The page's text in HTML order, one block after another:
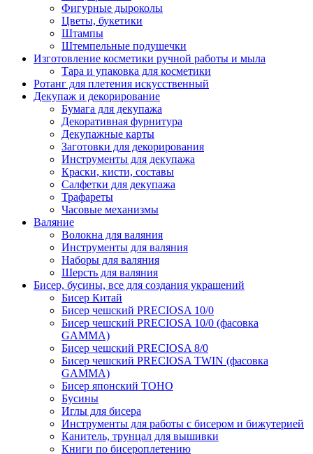
Фигурные дыроколы
Цветы, букетики
Штампы
Штемпельные подушечки
Изготовление косметики ручной работы и мыла
Тара и упаковка для косметики
Ротанг для плетения искусственный
Декупаж и декорирование
Бумага для декупажа
Декоративная фурнитура
Декупажные карты
Заготовки для декорирования
Инструменты для декупажа
Краски, кисти, составы
Салфетки для декупажа
Трафареты
Часовые механизмы
Валяние
Волокна для валяния
Инструменты для валяния
Наборы для валяния
Шерсть для валяния
Бисер, бусины, все для создания украшений
Бисер Китай
Бисер чешский PRECIOSA 10/0
Бисер чешский PRECIOSA 10/0 (фасовка
GAMMA)
Бисер чешский PRECIOSA 8/0
Бисер чешский PRECIOSA TWIN (фасовка
GAMMA)
Бисер японский TOHO
Бусины
Иглы для бисера
Инструменты для работы с бисером и бижутерией
Канитель, трунцал для вышивки
Книги по бисероплетению